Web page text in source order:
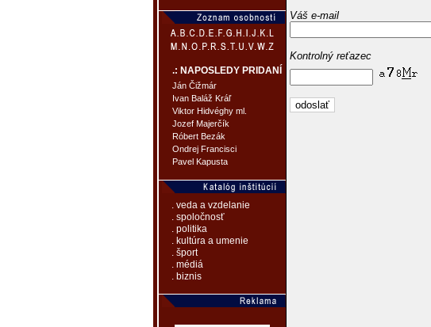
.: NAPOSLEDY PRIDANÍ
Ján Čižmár
Ivan Baláž Kráľ
Viktor Hidvéghy ml.
Jozef Majerčík
Róbert Bezák
Ondrej Francisci
Pavel Kapusta
. veda a vzdelanie
. spoločnosť
. politika
. kultúra a umenie
. šport
. médiá
. biznis
Váš e-mail
Kontrolný reťazec